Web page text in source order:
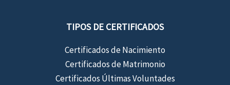
TIPOS DE CERTIFICADOS
Certificados de Nacimiento
Certificados de Matrimonio
Certificados Últimas Voluntades